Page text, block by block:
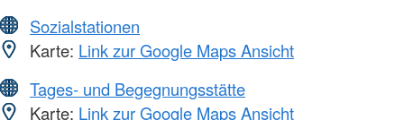
Sozialstationen
Karte: Link zur Google Maps Ansicht
Tages- und Begegnungsstätte
Karte: Link zur Google Maps Ansicht